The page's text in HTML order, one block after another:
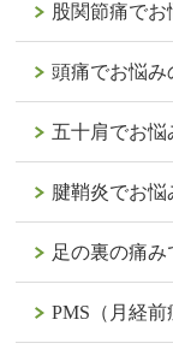
股関節痛で
頭痛でお悩み
五十肩でお悩
腱鞘炎でお悩
足の裏の痛
PMS（月経